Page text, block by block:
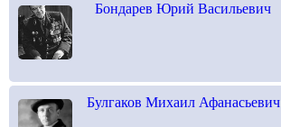
Бондарев Юрий Васильевич
Булгаков Михаил Афанасьевич